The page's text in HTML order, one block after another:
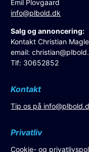
Emil Plovgaard
info@plbold.dk
Salg og annoncering:
Kontakt Christian
email:
Tlf: 30652852
Kontakt
Tip os på
Privatliv
Cookie- og